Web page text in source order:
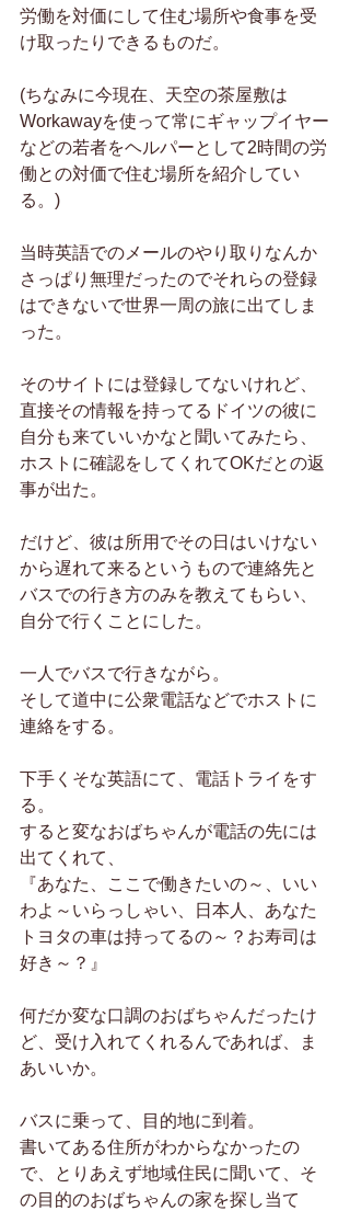
労働を対価にして住む場所や食事を受
け取ったりできるものだ。
(ちなみに今現在、天空の茶屋敷は
Workawayを使って常にギャップイヤー
などの若者をヘルパーとして2時間の労
働との対価で住む場所を紹介してい
る。)
当時英語でのメールのやり取りなんか
さっぱり無理だったのでそれらの登録
はできないで世界一周の旅に出てしま
った。
そのサイトには登録してないけれど、
直接その情報を持ってるドイツの彼に
自分も来ていいかなと聞いてみたら、
ホストに確認をしてくれてOKだとの返
事が出た。
だけど、彼は所用でその日はいけない
から遅れて来るというもので連絡先と
バスでの行き方のみを教えてもらい、
自分で行くことにした。
一人でバスで行きながら。
そして道中に公衆電話などでホストに
連絡をする。
下手くそな英語にて、電話トライをす
る。
すると変なおばちゃんが電話の先には
出てくれて、
『あなた、ここで働きたいの～、いい
わよ～いらっしゃい、日本人、あなた
トヨタの車は持ってるの～？お寿司は
好き～？』
何だか変な口調のおばちゃんだったけ
ど、受け入れてくれるんであれば、ま
あいいか。
バスに乗って、目的地に到着。
書いてある住所がわからなかったの
で、とりあえず地域住民に聞いて、そ
の目的のおばちゃんの家を探し当て